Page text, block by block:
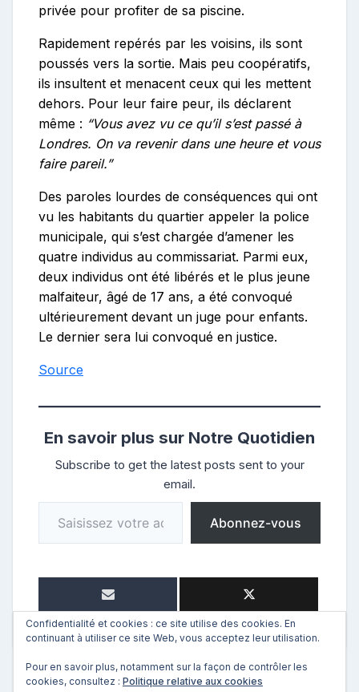
privée pour profiter de sa piscine.
Rapidement repérés par les voisins, ils sont
poussés vers la sortie. Mais peu coopératifs,
ils insultent et menacent ceux qui les mettent
dehors. Pour leur faire peur, ils déclarent
même : “Vous avez vu ce qu’il s’est passé à
Londres. On va revenir dans une heure et vous
faire pareil.”
Des paroles lourdes de conséquences qui ont
vu les habitants du quartier appeler la police
municipale, qui s’est chargée d’amener les
quatre individus au commissariat. Parmi eux,
deux individus ont été libérés et le plus jeune
malfaiteur, âgé de 17 ans, a été convoqué
ultérieurement devant un juge pour enfants.
Le dernier sera lui convoqué en justice.
Source
En savoir plus sur Notre Quotidien
Subscribe to get the latest posts sent to your
email.
Saisissez votre adresse e-mail…
Abonnez-vous
Confidentialité et cookies : ce site utilise des cookies. En
continuant à utiliser ce site Web, vous acceptez leur utilisation.
Pour en savoir plus, notamment sur la façon de contrôler les
cookies, consultez : Politique relative aux cookies